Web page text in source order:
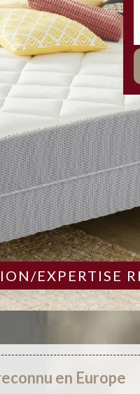
EXPERTISE
en Europe